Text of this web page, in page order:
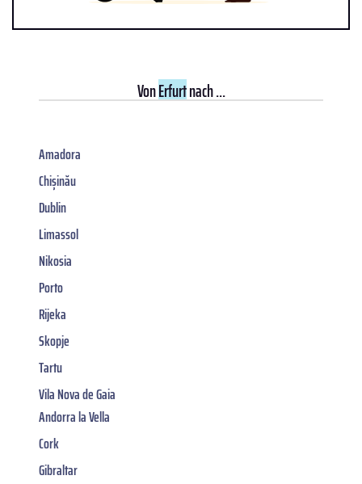
VonErfurtnach ...
Amadora
Chișinău
Dublin
Limassol
Nikosia
Porto
Rijeka
Skopje
Tartu
Vila Nova de Gaia
Andorra la Vella
Cork
Gibraltar